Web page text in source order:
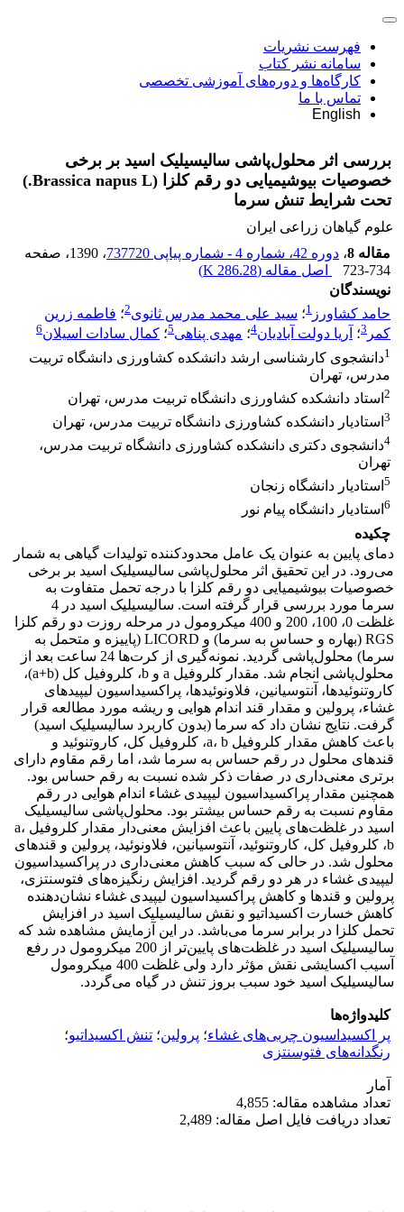
فهرست نشریات
سامانه نشر کتاب
کارگاه‌ها و دوره‌های آموزشی تخصصی
تماس با ما
English
بررسی اثر محلول‌پاشی سالیسیلیک اسید بر برخی
خصوصیات بیوشیمیایی دو رقم کلزا (Brassica napus L.)
تحت شرایط تنش سرما
علوم گیاهان زراعی ایران
مقاله 8
، دوره 42، شماره 4 - شماره پیاپی 737720 ، 1390
، صفحه
723-734
اصل مقاله (286.28 K
)
نویسندگان
حامد کشاورز 1؛ سید علی محمد مدرس ثانوی2؛ فاطمه زرین
کمر 3؛ آریا دولت آبادیان4؛ مهدی پناهی5؛ کمال سادات اسیلان6
1دانشجوی کارشناسی ارشد دانشکده کشاورزی دانشگاه تربیت
مدرس، تهران
2 استاد دانشکده کشاورزی دانشگاه تربیت مدرس، تهران
3 استادیار دانشکده کشاورزی دانشگاه تربیت مدرس، تهران
4دانشجوی دکتری دانشکده کشاورزی دانشگاه تربیت مدرس،
تهران
5 استادیار دانشگاه زنجان
6 استادیار دانشگاه پیام نور
چکیده
دمای پایین به عنوان یک عامل محدودکننده تولیدات گیاهی به شمار
می‌رود. در این تحقیق اثر محلول‌پاشی سالیسیلیک اسید بر برخی
خصوصیات بیوشیمیایی دو رقم کلزا با درجه تحمل متفاوت به
سرما مورد بررسی قرار گرفته است. سالیسیلیک اسید در 4
غلظت 0، 100، 200 و 400 میکرو‌مول در مرحله روزت دو رقم کلزا
RGS (بهاره و حساس به سرما) و LICORD (پاییزه و متحمل به
سرما) محلول‌پاشی گردید. نمونه‌گیری از کرت‌ها 24 ساعت بعد از
محلول‌پاشی انجام شد. مقدار کلروفیل a و b، کلروفیل کل (a+b)،
کاروتنوئید‌ها، آنتوسیانین، فلاونوئیدها، پراکسیداسیون لیپید‌ها‌ی
غشاء، پرولین و مقدار قند اندام هوایی و ریشه مورد مطالعه قرار
گرفت. نتایج نشان داد که سرما (بدون کاربرد سالیسیلیک اسید)
باعث کاهش مقدار کلروفیل a، b، کلروفیل کل، کاروتنوئید و
قند‌های محلول در رقم حساس به سرما شد، اما رقم مقاوم دارای
برتری معنی‌داری در صفات ذکر شده نسبت به رقم حساس بود.
همچنین مقدار پراکسیداسیون لیپیدی غشاء اندام هوایی در رقم
مقاوم نسبت به رقم حساس بیشتر بود. محلول‌پاشی سالیسیلیک
اسید در غلظت‌های پایین باعث افزایش معنی‌دار مقدار کلروفیل a،
b، کلروفیل کل، کاروتنوئید، آنتوسیانین، فلاونوئید، پرولین و قند‌های
محلول شد. در حالی که سبب کاهش معنی‌داری در پراکسیداسیون
لیپیدی غشاء در هر دو رقم گردید. افزایش رنگیزه‌های فتوسنتزی،
پرولین و قند‌ها و کاهش پراکسیداسیون لیپیدی غشاء نشان‌دهنده
کاهش خسارت اکسیداتیو و نقش سالیسیلیک اسید در افزایش
تحمل کلزا در برابر سرما می‌باشد. در این آزمایش مشاهده شد که
سالیسیلیک اسید در غلظت‌های پایین‌تر از 200 میکرومول در رفع
آسیب اکسایشی نقش مؤثر دارد ولی غلظت 400 میکرومول
سالیسیلیک اسید خود سبب بروز تنش در گیاه می‌گردد.
کلیدواژه‌ها
پر اکسیداسیون چربی‌های غشاء؛ پرولین؛ تنش اکسیداتیو؛
رنگدانه‌های فتوسنتزی
آمار
تعداد مشاهده مقاله: 4,855
تعداد دریافت فایل اصل مقاله: 2,489